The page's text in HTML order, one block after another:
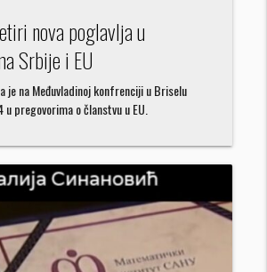
nova poglavlja u
Srbije i EU
na Međuvladinoj konfrenciji u Briselu
pregovorima o članstvu u EU.